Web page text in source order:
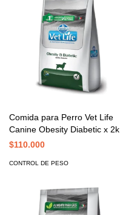
Comida para Perro Vet Life
Canine Obesity Diabetic x 2k
$110.000
CONTROL DE PESO